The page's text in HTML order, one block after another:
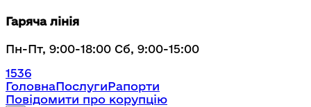
Гаряча лінія
Пн-Пт, 9:00-18:00 Сб, 9:00-15:00
1536
ГоловнаПослугиРапорти
Повідомити про корупцію